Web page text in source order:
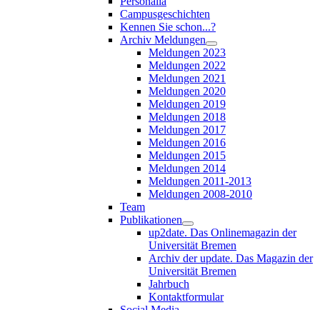
Campusgeschichten
Kennen Sie schon...?
Archiv Meldungen
Meldungen 2023
Meldungen 2022
Meldungen 2021
Meldungen 2020
Meldungen 2019
Meldungen 2018
Meldungen 2017
Meldungen 2016
Meldungen 2015
Meldungen 2014
Meldungen 2011-2013
Meldungen 2008-2010
Team
Publikationen
up2date. Das Onlinemagazin der
Universität Bremen
Archiv der update. Das Magazin der
Universität Bremen
Jahrbuch
Kontaktformular